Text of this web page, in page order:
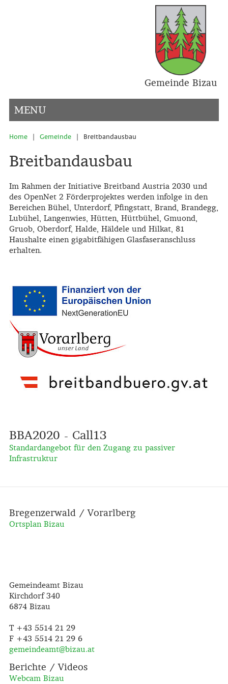
Gemeinde Bizau
MENU
Home | Gemeinde | Breitbandausbau
Breitbandausbau
Im Rahmen der Initiative Breitband Austria 2030 und
des OpenNet 2 Förderprojektes werden infolge in den
Bereichen Bühel, Unterdorf, Pfingstatt, Brand, Brandegg,
Lubühel, Langenwies, Hütten, Hüttbühel, Gmuond,
Gruob, Oberdorf, Halde, Häldele und Hilkat, 81
Haushalte einen gigabitfähigen Glasfaseranschluss
erhalten.
BBA2020 - Call13
Standardangebot für den Zugang zu passiver
Infrastruktur
Bregenzerwald / Vorarlberg
Ortsplan Bizau
Gemeindeamt Bizau
Kirchdorf 340
6874 Bizau
T +43 5514 21 29
F +43 5514 21 29 6
gemeindeamt@bizau.at
Berichte / Videos
Webcam Bizau